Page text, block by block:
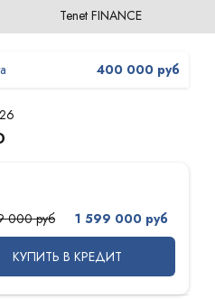
Tenet FINANCE
400 000 руб
000 руб 1 599 000 руб
КУПИТЬ В КРЕДИТ